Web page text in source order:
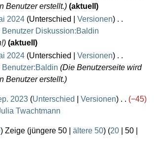
Benutzer erstellt.
aktuell
2024 Unterschied
Versionen
Benutzer Diskussion:Baldin
aktuell
2024 Unterschied
Versionen
Benutzer:Baldin Die Benutzerseite wird
Benutzer erstellt.
2023 Unterschied Versionen
−45
Twachtmann
) Zeige (jüngere 50 ältere 50) (20 50